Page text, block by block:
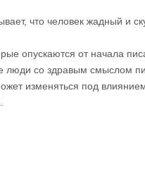
что человек жадный и
опускаются от начала
люди со здравым смыслом
изменяться под